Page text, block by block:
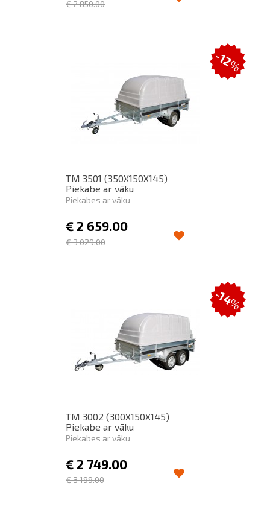
€2 850.00
TM 3501 (350X150X145)
Piekabe ar vāku
Piekabes ar vāku
€ 2 659.00
€3 029.00
-12%
TM 3002 (300X150X145)
Piekabe ar vāku
Piekabes ar vāku
€ 2 749.00
€3 199.00
-14%